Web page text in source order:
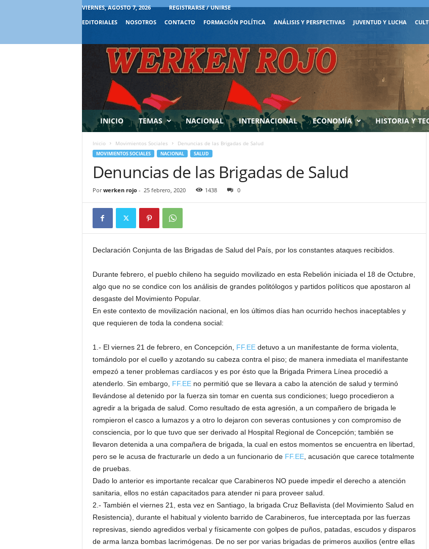
VIERNES, AGOSTO 7, 2026
REGISTRARSE / UNIRSE
EDITORIALES
NOSOTROS CONTACTO FORMACIÓN POLÍTICA ANÁLISIS Y PERSPECTIVAS JUVENTUD Y LUCHA
INICIO TEMAS NACIONAL INTERNACIONAL ECONOMÍA HISTORIA Y
Inicio Movimientos Sociales Denuncias de las Brigadas de Salud
MOVIMIENTOS SOCIALES NACIONAL SALUD
Denuncias de las Brigadas de Salud
Por werken rojo- 25 febrero, 2020 1438 0
Declaración Conjunta de las Brigadas de Salud del País, por los constantes ataques recibidos.
Durante febrero, el pueblo chileno ha seguido movilizado en esta Rebelión iniciada el 18 de Octubre,
algo que no se condice con los análisis de grandes politólogos y partidos políticos que apostaron al
desgaste del Movimiento Popular.
En este contexto de movilización nacional, en los últimos días han ocurrido hechos inaceptables y
que requieren de toda la condena social:
1.- El viernes 21 de febrero, en Concepción, FF.EEdetuvo a un manifestante de forma violenta,
tomándolo por el cuello y azotando su cabeza contra el piso; de manera inmediata el manifestante
empezó a tener problemas cardíacos y es por ésto que la Brigada Primera Línea procedió a
atenderlo. Sin embargo, FF.EEno permitió que se llevara a cabo la atención de salud y terminó
llevándose al detenido por la fuerza sin tomar en cuenta sus condiciones; luego procedieron a
agredir a la brigada de salud. Como resultado de esta agresión, a un compañero de brigada le
rompieron el casco a lumazos y a otro lo dejaron con severas contusiones y con compromiso de
consciencia, por lo que tuvo que ser derivado al Hospital Regional de Concepción; también se
llevaron detenida a una compañera de brigada, la cual en estos momentos se encuentra en libertad,
pero se le acusa de fracturarle un dedo a un funcionario de FF.EE, acusación que carece totalmente
de pruebas.
Dado lo anterior es importante recalcar que Carabineros NO puede impedir el derecho a atención
sanitaria, ellos no están capacitados para atender ni para proveer salud.
2.- También el viernes 21, esta vez en Santiago, la brigada Cruz Bellavista (del Movimiento Salud en
Resistencia), durante el habitual y violento barrido de Carabineros, fue interceptada por las fuerzas
represivas, siendo agredidos verbal y físicamente con golpes de puños, patadas, escudos y disparos
de arma lanza bombas lacrimógenas. De no ser por varias brigadas de primeros auxilios (entre ellas